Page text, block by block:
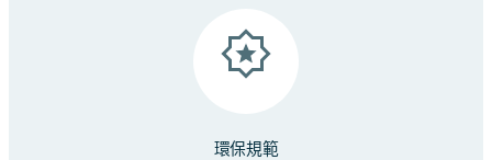
環保規範